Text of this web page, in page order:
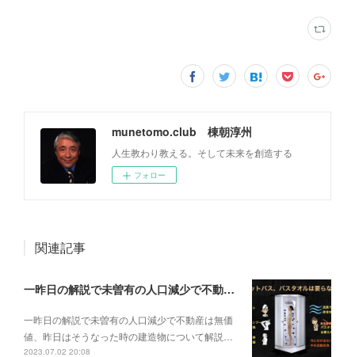
munetomo.club 棟朝淳州
人生教わり教える。そして未来を創造する
フォロー
関連記事
一昨日の解説で未曽有の人口減少で不動産は無価値、昨日はそうなった時の建造物について解説、今日からはその設備について解説をして行く。
一昨日の解説で未曽有の人口減少で不動産は無価
値、昨日はそうなった時の建造物について解説…
2023.07.02 20:08